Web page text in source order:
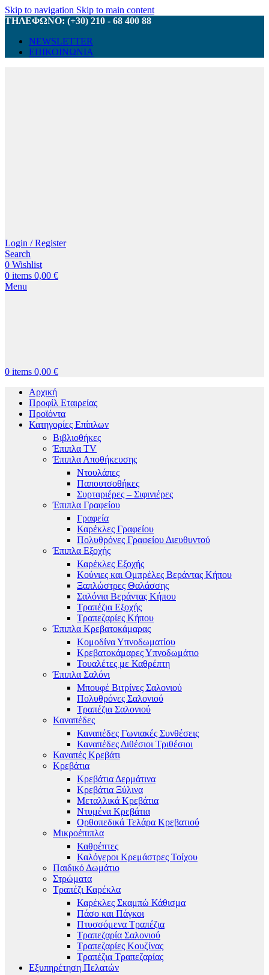
Skip to navigation Skip to main content
ΤΗΛΕΦΩΝΟ: (+30) 210 - 68 400 88
NEWSLETTER
ΕΠΙΚΟΙΝΩΝΙΑ
Login / Register
Search
0 Wishlist
0 items 0,00 €
Menu
0 items 0,00 €
Αρχική
Προφίλ Εταιρείας
Προϊόντα
Κατηγορίες Επίπλων
Βιβλιοθήκες
Έπιπλα TV
Έπιπλα Αποθήκευσης
Ντουλάπες
Παπουτσοθήκες
Συρταριέρες – Σιφινιέρες
Έπιπλα Γραφείου
Γραφεία
Καρέκλες Γραφείου
Πολυθρόνες Γραφείου Διευθυντού
Έπιπλα Εξοχής
Καρέκλες Εξοχής
Κούνιες και Ομπρέλες Βεράντας Κήπου
Ξαπλώστρες Θαλάσσης
Σαλόνια Βεράντας Κήπου
Τραπέζια Εξοχής
Τραπεζαρίες Κήπου
Έπιπλα Κρεβατοκάμαρας
Κομοδίνα Υπνοδωματίου
Κρεβατοκάμαρες Υπνοδωμάτιο
Τουαλέτες με Καθρέπτη
Έπιπλα Σαλόνι
Μπουφέ Βιτρίνες Σαλονιού
Πολυθρόνες Σαλονιού
Τραπέζια Σαλονιού
Καναπέδες
Καναπέδες Γωνιακές Συνθέσεις
Καναπέδες Διθέσιοι Τριθέσιοι
Καναπές Κρεβάτι
Κρεβάτια
Κρεβάτια Δερμάτινα
Κρεβάτια Ξύλινα
Μεταλλικά Κρεβάτια
Ντυμένα Κρεβάτια
Ορθοπεδικά Τελάρα Κρεβατιού
Μικροέπιπλα
Καθρέπτες
Καλόγεροι Κρεμάστρες Τοίχου
Παιδικό Δωμάτιο
Στρώματα
Τραπέζι Καρέκλα
Καρέκλες Σκαμπώ Κάθισμα
Πάσο και Πάγκοι
Πτυσσόμενα Τραπέζια
Τραπεζαρία Σαλονιού
Τραπεζαρίες Κουζίνας
Τραπέζια Τραπεζαρίας
Εξυπηρέτηση Πελατών